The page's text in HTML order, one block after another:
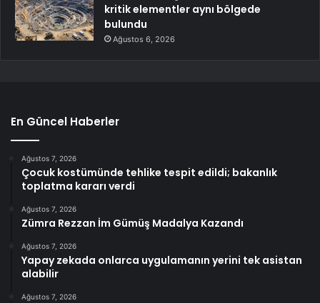
kritik elementler aynı bölgede
bulundu
Ağustos 6, 2026
En Güncel Haberler
Ağustos 7, 2026
Çocuk kostümünde tehlike tespit edildi; bakanlık
toplatma kararı verdi
Ağustos 7, 2026
Zümra Rezzan İm Gümüş Madalya Kazandı
Ağustos 7, 2026
Yapay zekada onlarca uygulamanın yerini tek asistan
alabilir
Ağustos 7, 2026